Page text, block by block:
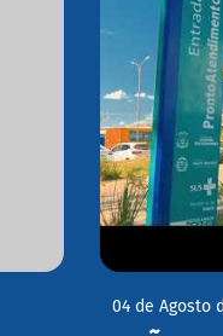
04 de Agosto